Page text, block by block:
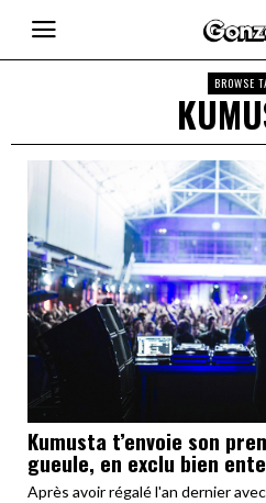
BROWSE
Kumusta t’envoie son
gueule, en exclu bien
Après avoir régalé l'an dernier